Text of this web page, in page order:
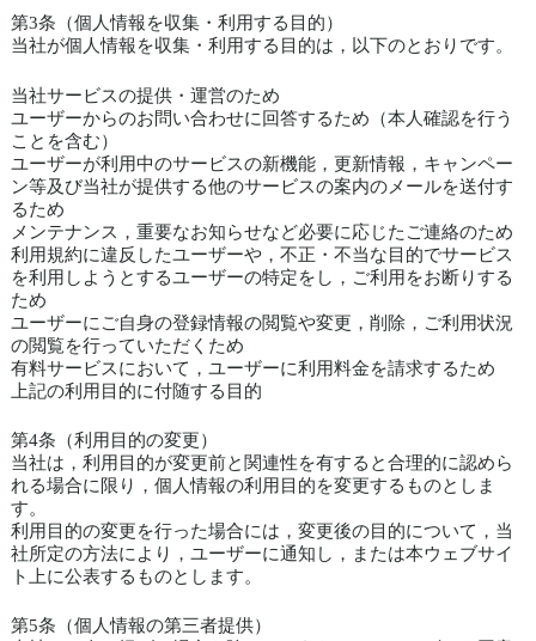
第3条（個人情報を収集・利用する目的）
当社が個人情報を収集・利用する目的は，以下のとおりです。
当社サービスの提供・運営のため
ユーザーからのお問い合わせに回答するため（本人確認を行う
ことを含む）
ユーザーが利用中のサービスの新機能，更新情報，キャンペー
ン等及び当社が提供する他のサービスの案内のメールを送付す
るため
メンテナンス，重要なお知らせなど必要に応じたご連絡のため
利用規約に違反したユーザーや，不正・不当な目的でサービス
を利用しようとするユーザーの特定をし，ご利用をお断りする
ため
ユーザーにご自身の登録情報の閲覧や変更，削除，ご利用状況
の閲覧を行っていただくため
有料サービスにおいて，ユーザーに利用料金を請求するため
上記の利用目的に付随する目的
第4条（利用目的の変更）
当社は，利用目的が変更前と関連性を有すると合理的に認めら
れる場合に限り，個人情報の利用目的を変更するものとしま
す。
利用目的の変更を行った場合には，変更後の目的について，当
社所定の方法により，ユーザーに通知し，または本ウェブサイ
ト上に公表するものとします。
第5条（個人情報の第三者提供）